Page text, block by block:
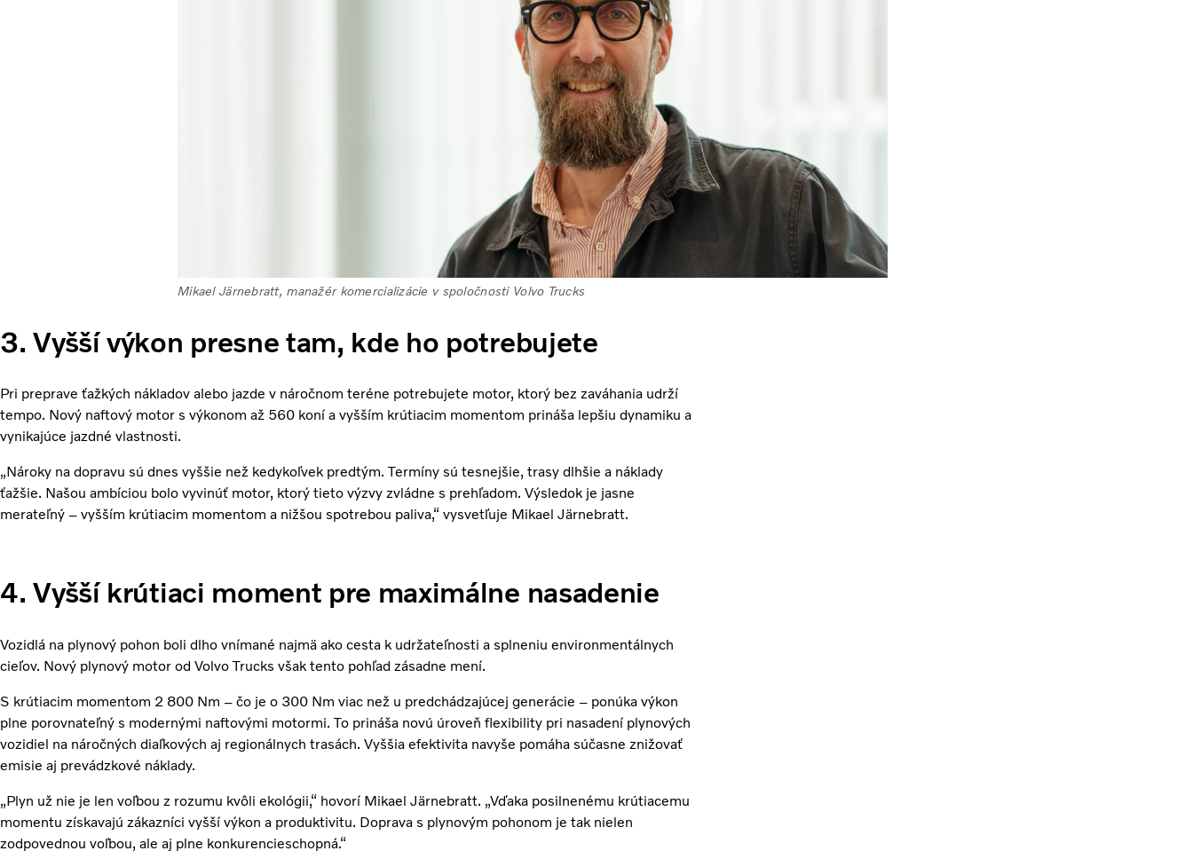
Mikael Järnebratt, manažér komercializácie v spoločnosti Volvo Trucks
3. Vyšší výkon presne tam, kde ho potrebujete
Pri preprave ťažkých nákladov alebo jazde v náročnom teréne potrebujete motor, ktorý bez zaváhania udrží
tempo. Nový naftový motor s výkonom až 560 koní a vyšším krútiacim momentom prináša lepšiu dynamiku a
vynikajúce jazdné vlastnosti.
„Nároky na dopravu sú dnes vyššie než kedykoľvek predtým. Termíny sú tesnejšie, trasy dlhšie a náklady
ťažšie. Našou ambíciou bolo vyvinúť motor, ktorý tieto výzvy zvládne s prehľadom. Výsledok je jasne
merateľný – vyšším krútiacim momentom a nižšou spotrebou paliva,“ vysvetľuje Mikael Järnebratt.
4. Vyšší krútiaci moment pre maximálne nasadenie
Vozidlá na plynový pohon boli dlho vnímané najmä ako cesta k udržateľnosti a splneniu environmentálnych
cieľov. Nový plynový motor od Volvo Trucks však tento pohľad zásadne mení.
S krútiacim momentom 2 800 Nm – čo je o 300 Nm viac než u predchádzajúcej generácie – ponúka výkon
plne porovnateľný s modernými naftovými motormi. To prináša novú úroveň flexibility pri nasadení plynových
vozidiel na náročných diaľkových aj regionálnych trasách. Vyššia efektivita navyše pomáha súčasne znižovať
emisie aj prevádzkové náklady.
„Plyn už nie je len voľbou z rozumu kvôli ekológii,“ hovorí Mikael Järnebratt. „Vďaka posilnenému krútiacemu
momentu získavajú zákazníci vyšší výkon a produktivitu. Doprava s plynovým pohonom je tak nielen
zodpovednou voľbou, ale aj plne konkurencieschopná.“